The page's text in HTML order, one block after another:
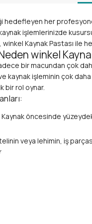
hedefleyen her
işlemlerinizde
Kaynak Pastası ile
winkel
bir macundan çok
ve kaynak işleminin
bir rol oynar.
Kaynak öncesinde
veya lehimin, iş